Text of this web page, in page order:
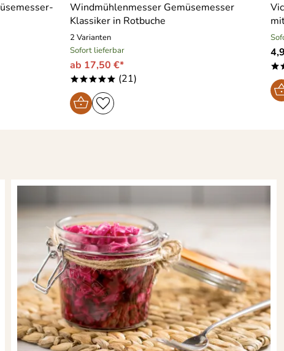
Windmühlenmesser Gemüsemesser
Klassiker in Rotbuche
2 Varianten
Sofort lieferbar
ab 17,50 €*
***** (21)